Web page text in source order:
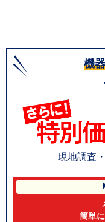
機器
現地調査
簡単